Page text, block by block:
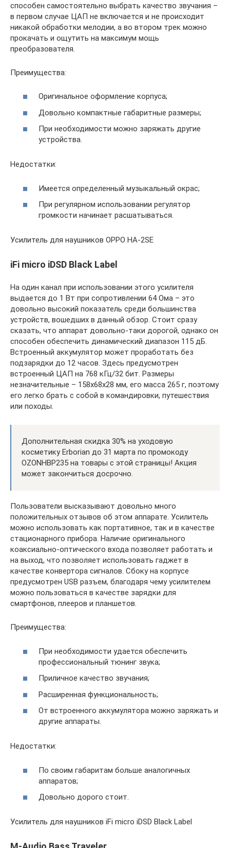
способен самостоятельно выбрать качество звучания –
в первом случае ЦАП не включается и не происходит
никакой обработки мелодии, а во втором трек можно
прокачать и ощутить на максимум мощь
преобразователя.
Преимущества:
Оригинальное оформление корпуса;
Довольно компактные габаритные размеры;
При необходимости можно заряжать другие
устройства.
Недостатки:
Имеется определенный музыкальный окрас;
При регулярном использовании регулятор
громкости начинает расшатываться.
Усилитель для наушников OPPO HA-2SE
iFi micro iDSD Black Label
На один канал при использовании этого усилителя
выдается до 1 Вт при сопротивлении 64 Ома – это
довольно высокий показатель среди большинства
устройств, вошедших в данный обзор. Стоит сразу
сказать, что аппарат довольно-таки дорогой, однако он
способен обеспечить динамический диапазон 115 дБ.
Встроенный аккумулятор может проработать без
подзарядки до 12 часов. Здесь предусмотрен
встроенный ЦАП на 768 кГц/32 бит. Размеры
незначительные – 158х68х28 мм, его масса 265 г, поэтому
его легко брать с собой в командировки, путешествия
или походы.
Дополнительная скидка 30% на уходовую
косметику Erborian до 31 марта по промокоду
OZONHBP235 на товары с этой страницы! Акция
может закончиться досрочно.
Пользователи высказывают довольно много
положительных отзывов об этом аппарате. Усилитель
можно использовать как портативное, так и в качестве
стационарного прибора. Наличие оригинального
коаксиально-оптического входа позволяет работать и
на выход, что позволяет использовать гаджет в
качестве конвертора сигналов. Сбоку на корпусе
предусмотрен USB разъем, благодаря чему усилителем
можно пользоваться в качестве зарядки для
смартфонов, плееров и планшетов.
Преимущества:
При необходимости удается обеспечить
профессиональный тюнинг звука;
Приличное качество звучания;
Расширенная функциональность;
От встроенного аккумулятора можно заряжать и
другие аппараты.
Недостатки:
По своим габаритам больше аналогичных
аппаратов;
Довольно дорого стоит.
Усилитель для наушников iFi micro iDSD Black Label